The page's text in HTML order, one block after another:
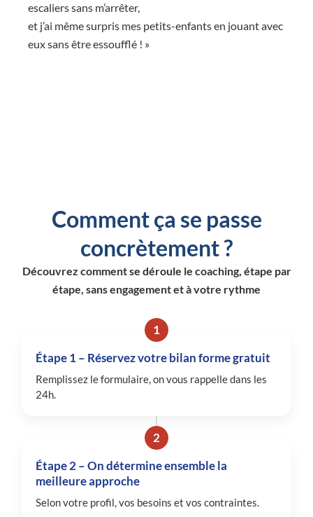
escaliers sans m’arrêter,
et j’ai même surpris mes petits-enfants en jouant avec
eux sans être essoufflé ! »
Comment ça se passe
concrètement ?
Découvrez comment se déroule le coaching, étape par
étape, sans engagement et à votre rythme
1
Étape 1 – Réservez votre bilan forme gratuit
Remplissez le formulaire, on vous rappelle dans les
24h.
2
Étape 2 – On détermine ensemble la
meilleure approche
Selon votre profil, vos besoins et vos contraintes.